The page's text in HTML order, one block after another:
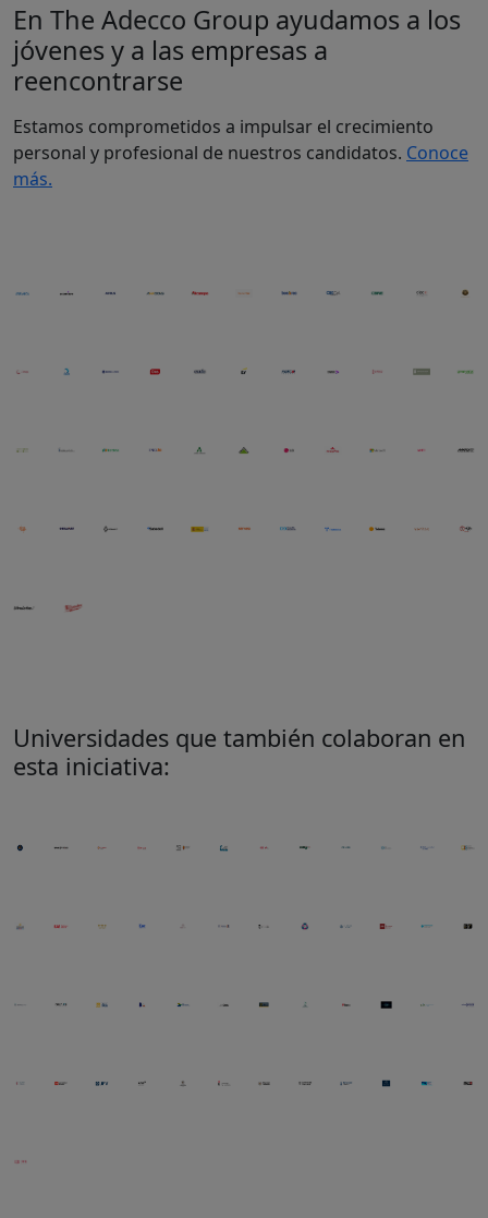
En The Adecco Group ayudamos a los
jóvenes y a las empresas a
reencontrarse
Estamos comprometidos a impulsar el crecimiento
personal y profesional de nuestros candidatos. Conoce
más.
Universidades que también colaboran en
esta iniciativa: